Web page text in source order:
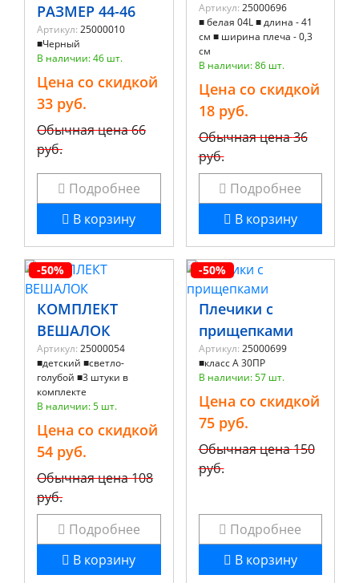
РАЗМЕР 44-46
Артикул: 25000010
■Черный
В наличии: 46 шт.
Цена со скидкой
33 руб.
Обычная цена66
руб.
Подробнее
В корзину
Артикул: 25000696
■ белая 04L ■ длина - 41
см ■ ширина плеча - 0,3
см
В наличии: 86 шт.
Цена со скидкой
18 руб.
Обычная цена36
руб.
Подробнее
В корзину
-50%
КОМПЛЕКТ
ВЕШАЛОК
Артикул: 25000054
■детский ■светло-
голубой ■3 штуки в
комплекте
В наличии: 5 шт.
Цена со скидкой
54 руб.
Обычная цена108
руб.
Подробнее
В корзину
-50%
Плечики с
прищепками
Артикул: 25000699
■класс А 30ПР
В наличии: 57 шт.
Цена со скидкой
75 руб.
Обычная цена150
руб.
Подробнее
В корзину